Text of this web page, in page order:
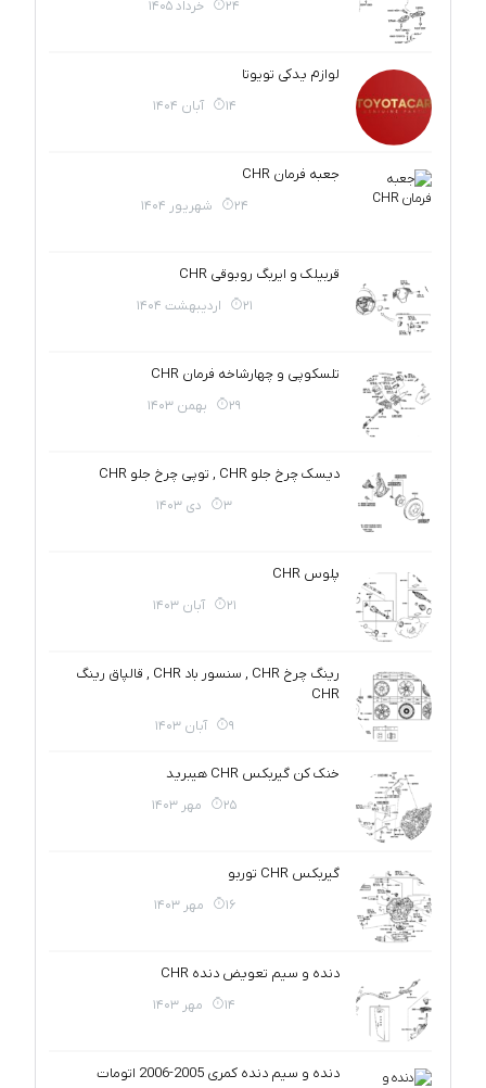
24 خرداد 1405
لوازم یدکی تویوتا
14 آبان 1404
جعبه فرمان CHR
24 شهریور 1404
قربیلک و ایربگ روبوقی CHR
21 اردیبهشت 1404
تلسکوپی و چهارشاخه فرمان CHR
29 بهمن 1403
دیسک چرخ جلو CHR , توپی چرخ جلو CHR
3 دی 1403
پلوس CHR
21 آبان 1403
رینگ چرخ CHR , سنسور باد CHR , قالپاق رینگ
CHR
9 آبان 1403
خنک کن گیربکس CHR هیبرید
25 مهر 1403
گیربکس CHR توربو
16 مهر 1403
دنده و سیم تعویض دنده CHR
14 مهر 1403
دنده و سیم دنده کمری 2005-2006 اتومات